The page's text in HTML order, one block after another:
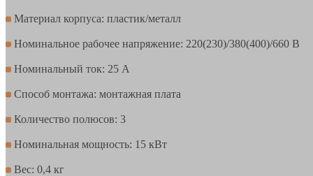
Материал корпуса: пластик/металл
Номинальное рабочее напряжение: 220(230)/380(400)/660 В
Номинальный ток: 25 А
Способ монтажа: монтажная плата
Количество полюсов: 3
Номинальная мощность: 15 кВт
Вес: 0,4 кг